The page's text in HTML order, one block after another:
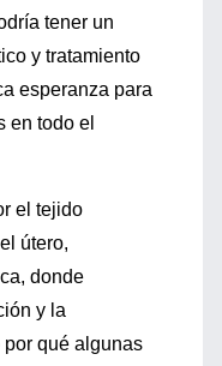
tener un
y tratamiento
esperanza para
en todo el
el tejido
útero,
donde
y la
qué algunas